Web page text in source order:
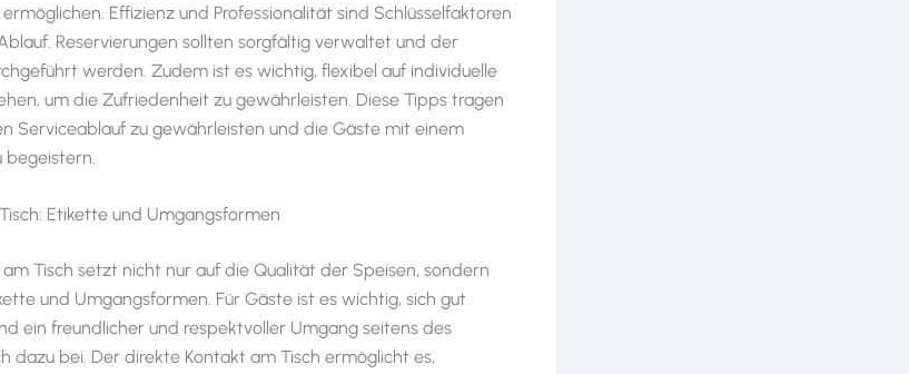
Effizienz und Professionalität sind Schlüsselfaktoren
Reservierungen sollten sorgfältig verwaltet und der
werden. Zudem ist es wichtig, flexibel auf individuelle
um die Zufriedenheit zu gewährleisten. Diese Tipps tragen
Serviceablauf zu gewährleisten und die Gäste mit einem
begeistern.
Etikette und Umgangsformen
Tisch setzt nicht nur auf die Qualität der Speisen, sondern
und Umgangsformen. Für Gäste ist es wichtig, sich gut
ein freundlicher und respektvoller Umgang seitens des
dazu bei. Der direkte Kontakt am Tisch ermöglicht es,